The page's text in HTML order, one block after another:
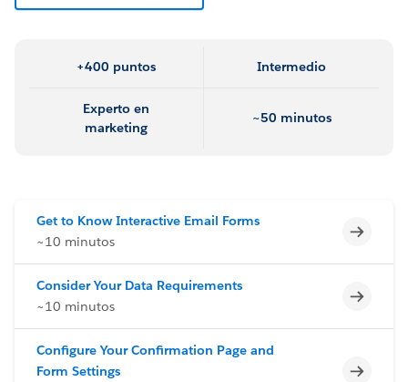
+400 puntos Intermedio
Experto en
marketing
~50 minutos
Get to Know Interactive Email Forms
~10 minutos
Consider Your Data Requirements
~10 minutos
Configure Your Confirmation Page and
Form Settings